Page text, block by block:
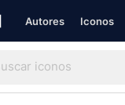
Autores Iconos